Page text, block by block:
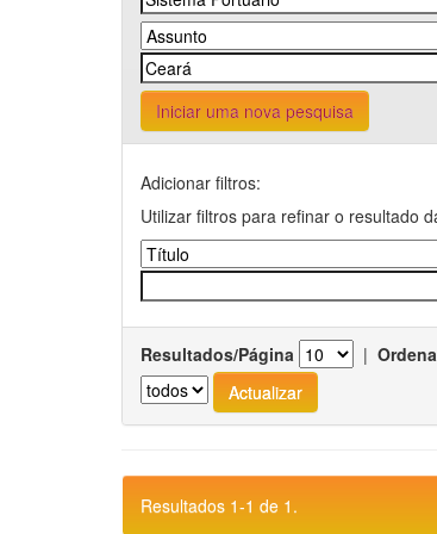
Iniciar uma nova pesquisa
Adicionar filtros:
Utilizar filtros para refinar o resultado
Resultados/Página |
Resultados 1-1 de 1.